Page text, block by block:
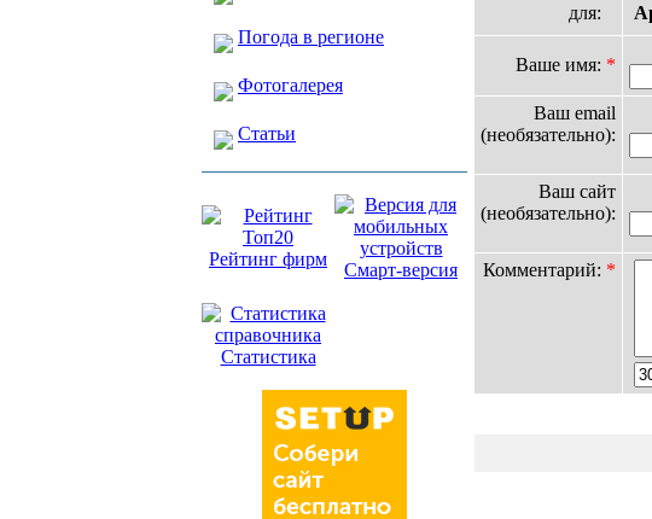
Погода в регионе
Фотогалерея
Статьи
Рейтинг фирм
Смарт-версия
Статистика
для:
Ваше имя: *
Ваш email
(необязательно):
Ваш сайт
(необязательно):
Комментарий: *